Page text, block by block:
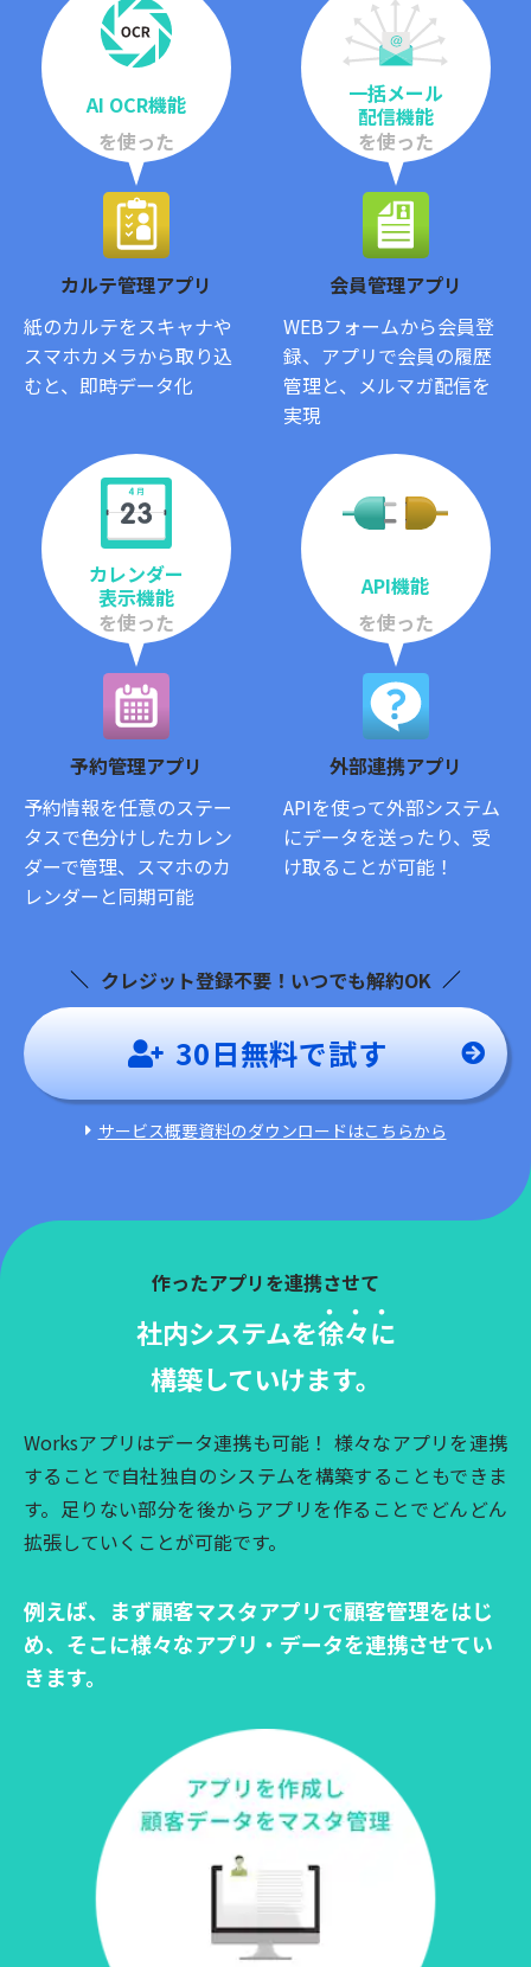
AI OCR機能
を使った
カルテ管理アプリ
紙のカルテをスキャナや
スマホカメラから取り込
むと、即時データ化
一括メール
配信機能
を使った
会員管理アプリ
WEBフォームから会員登
録、アプリで会員の履歴
管理と、メルマガ配信を
実現
カレンダー
表示機能
を使った
予約管理アプリ
予約情報を任意のステー
タスで色分けしたカレン
ダーで管理、スマホのカ
レンダーと同期可能
API機能
を使った
外部連携アプリ
APIを使って外部システム
にデータを送ったり、受
け取ることが可能！
クレジット登録不要！いつでも解約OK
30日無料で試す
サービス概要資料のダウンロードはこちらから
作ったアプリを連携させて
社内システムを徐々に
構築していけます。
Worksアプリはデータ連携も可能！ 様々なアプリを連携
することで自社独自のシステムを構築することもできま
す。足りない部分を後からアプリを作ることでどんどん
拡張していくことが可能です。
例えば、まず顧客マスタアプリで顧客管理をはじ
め、 そこに様々なアプリ・データを連携させてい
きます。